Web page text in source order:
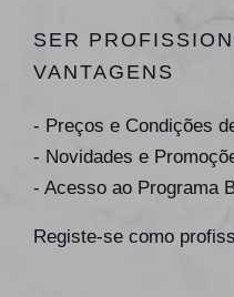
SER
VANTAGENS
- Preços e Condições
- Novidades e
- Acesso ao Programa
Registe-se como